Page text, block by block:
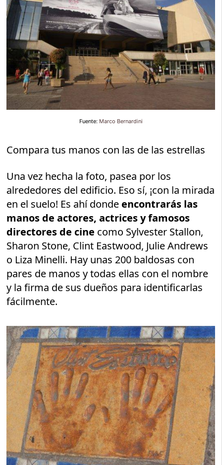
Fuente: Marco Bernardini
Compara tus manos con las de las estrellas
Una vez hecha la foto, pasea por los
alrededores del edificio. Eso sí, ¡con la mirada
en el suelo! Es ahí donde encontrarás las
manos de actores, actrices y famosos
directores de cine como Sylvester Stallon,
Sharon Stone, Clint Eastwood, Julie Andrews
o Liza Minelli. Hay unas 200 baldosas con
pares de manos y todas ellas con el nombre
y la firma de sus dueños para identificarlas
fácilmente.